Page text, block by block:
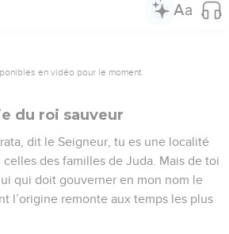
en vidéo pour le moment.
du roi sauveur
dit le Seigneur, tu es une localité
des familles de Juda. Mais de toi
qui doit gouverner en mon nom le
l’origine remonte aux temps les plus